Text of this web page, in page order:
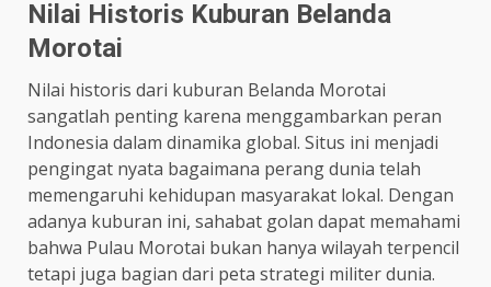
Nilai Historis Kuburan Belanda
Morotai
Nilai historis dari kuburan Belanda Morotai
sangatlah penting karena menggambarkan peran
Indonesia dalam dinamika global. Situs ini menjadi
pengingat nyata bagaimana perang dunia telah
memengaruhi kehidupan masyarakat lokal. Dengan
adanya kuburan ini, sahabat golan dapat memahami
bahwa Pulau Morotai bukan hanya wilayah terpencil
tetapi juga bagian dari peta strategi militer dunia.